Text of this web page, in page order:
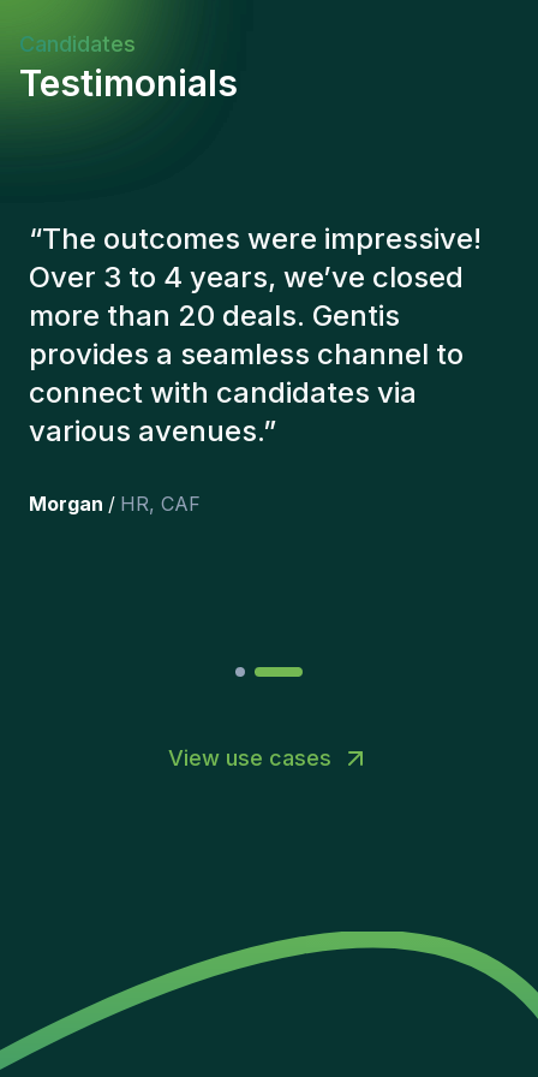
du Rôle et Indicateurs de SuccèsCe poste offre
l'opportunité de contribuer directement à des
projets d'infrastructure majeurs tout en optimisant
Candidates
Testimonials
“The Gentis consultants have
always taken a number of factors
into account in order to present us
with the right candidates. The
people we've recruited are still
here, and personally I'm very
the team. ”
View use cases